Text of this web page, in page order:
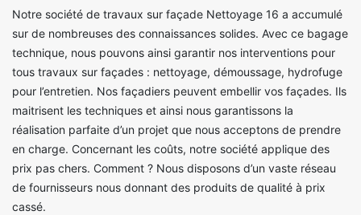
Notre société de travaux sur façade Nettoyage 16 a accumulé
sur de nombreuses des connaissances solides. Avec ce bagage
technique, nous pouvons ainsi garantir nos interventions pour
tous travaux sur façades : nettoyage, démoussage, hydrofuge
pour l’entretien. Nos façadiers peuvent embellir vos façades. Ils
maitrisent les techniques et ainsi nous garantissons la
réalisation parfaite d’un projet que nous acceptons de prendre
en charge. Concernant les coûts, notre société applique des
prix pas chers. Comment ? Nous disposons d’un vaste réseau
de fournisseurs nous donnant des produits de qualité à prix
cassé.